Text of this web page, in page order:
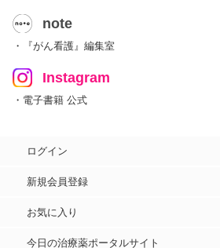
note
・『がん看護』編集室
Instagram
・電子書籍 公式
ログイン
新規会員登録
お気に入り
今日の治療薬ポータルサイト